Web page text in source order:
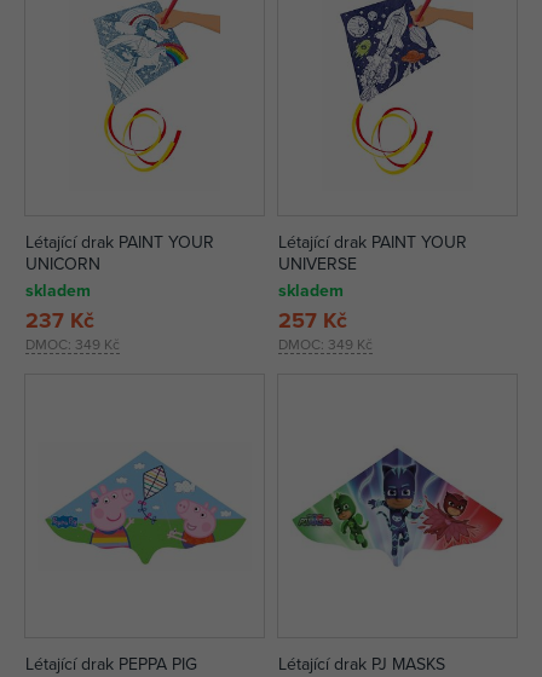
Létající drak PAINT YOUR
UNICORN
skladem
DMOC: 349 Kč
237 Kč
Létající drak PAINT YOUR
UNIVERSE
skladem
DMOC: 349 Kč
257 Kč
Létající drak PEPPA PIG
Létající drak PJ MASKS